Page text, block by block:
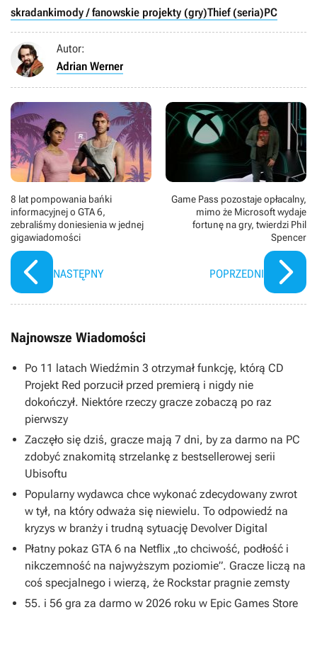
skradankimody / fanowskie projekty (gry)Thief (seria)PC
Autor:
Adrian Werner
8 lat pompowania bańki
informacyjnej o GTA 6,
zebraliśmy doniesienia w jednej
gigawiadomości
NASTĘPNY
Game Pass pozostaje opłacalny,
mimo że Microsoft wydaje
fortunę na gry, twierdzi Phil
Spencer
POPRZEDNI
Najnowsze Wiadomości
Po 11 latach Wiedźmin 3 otrzymał funkcję, którą CD
Projekt Red porzucił przed premierą i nigdy nie
dokończył. Niektóre rzeczy gracze zobaczą po raz
pierwszy
Zaczęło się dziś, gracze mają 7 dni, by za darmo na PC
zdobyć znakomitą strzelankę z bestsellerowej serii
Ubisoftu
Popularny wydawca chce wykonać zdecydowany zwrot
w tył, na który odważa się niewielu. To odpowiedź na
kryzys w branży i trudną sytuację Devolver Digital
Płatny pokaz GTA 6 na Netflix „to chciwość, podłość i
nikczemność na najwyższym poziomie”. Gracze liczą na
coś specjalnego i wierzą, że Rockstar pragnie zemsty
55. i 56 gra za darmo w 2026 roku w Epic Games Store